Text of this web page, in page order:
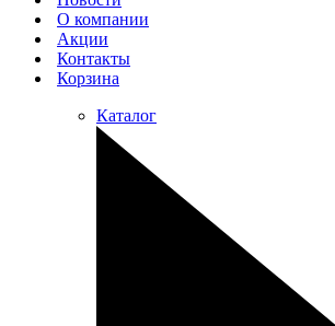
О компании
Акции
Контакты
Корзина
Каталог